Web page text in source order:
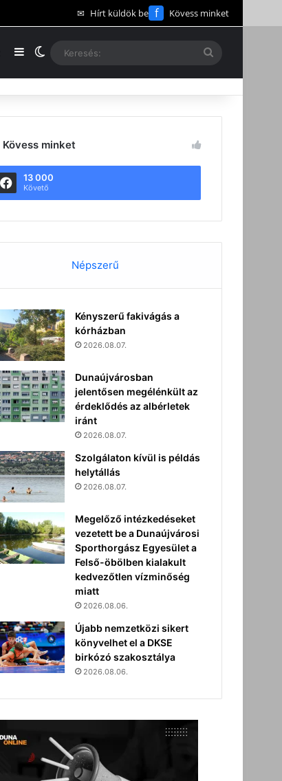
✉ Hírt küldök be f Kövess minket
OldalsávSwitch skin
Kövess minket
13 000
Követő
Népszerű
Kényszerű fakivágás a
kórházban
2026.08.07.
Dunaújvárosban
jelentősen megélénkült az
érdeklődés az albérletek
iránt
2026.08.07.
Szolgálaton kívül is példás
helytállás
2026.08.07.
Megelőző intézkedéseket
vezetett be a Dunaújvárosi
Sporthorgász Egyesület a
Felső-öbölben kialakult
kedvezőtlen vízminőség
miatt
2026.08.06.
Újabb nemzetközi sikert
könyvelhet el a DKSE
birkózó szakosztálya
2026.08.06.